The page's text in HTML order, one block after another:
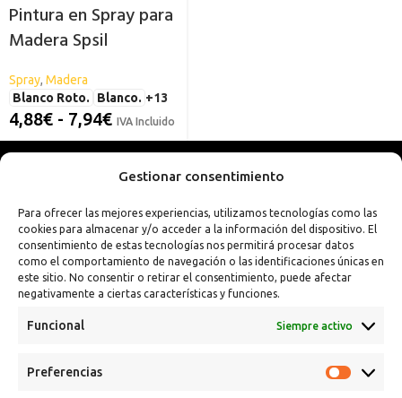
Gestionar consentimiento
Para ofrecer las mejores experiencias, utilizamos tecnologías como las
cookies para almacenar y/o acceder a la información del dispositivo. El
consentimiento de estas tecnologías nos permitirá procesar datos
como el comportamiento de navegación o las identificaciones únicas en
este sitio. No consentir o retirar el consentimiento, puede afectar
negativamente a ciertas características y funciones.
Funcional Siempre activo
Preferencias
Pintura en Spray para
Madera Spsil
Spray, Madera
Blanco Roto.
Blanco. +13
4,88€ - 7,94€ IVA Incluido